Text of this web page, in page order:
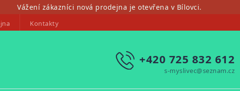
Vážení zákazníci nová prodejna je otevřena v Bílovci.
Kontakty
+420 725 832 612
s-myslivec@seznam.cz